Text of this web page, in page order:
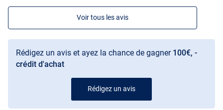
Voir tous les avis
Rédigez un avis et ayez la chance de gagner 100€, -
crédit d'achat
Rédigez un avis